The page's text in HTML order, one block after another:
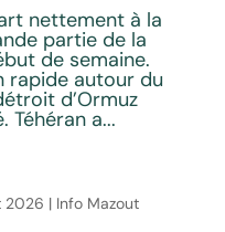
nettement à la
partie de la
de semaine.
rapide autour du
d’Ormuz
Téhéran a...
2026 | Info Mazout